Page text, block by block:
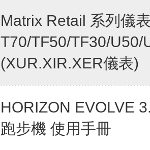
Matrix Retail 系列儀
T70/TF50/TF30/
(XUR.XIR.XER儀表)
HORIZON EVOLVE
跑步機 使用手冊